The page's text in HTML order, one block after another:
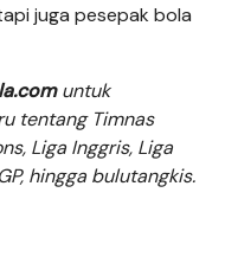
juga pesepak bola
untuk
tentang Timnas
Liga Inggris, Liga
hingga bulutangkis.